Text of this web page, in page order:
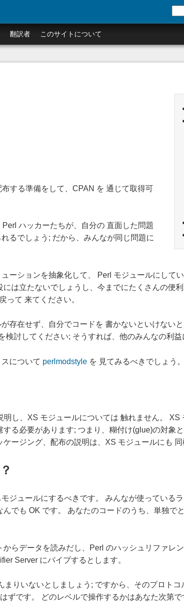
翻訳者 このサイトについて
する準備をして、CPAN を 通じて取得可
ハッカーたちが、自分の 直面した問題
るでしょう; だから、みんなが同じ問題に
ーションを抽象化して、 Perl モジュールにして
は立たないでしょうし、今までにたくさんの便
って 来てください。
存在せず、自分でコードを 書かないといけない
討してください; そうすれば、他のみんなの利益
について perlmodstyleを 見てみるべきでしょう。
し、XS モジュールについては 触れません。
る必要があります; つまり、糊付け(glue)の対象
ージング、配布の説明は、XS モジュールにも 同
ジュールにするべきです。 みんなが使っている
でも OK です。 あなたのコードのうち、単独で
らデータを読みだし、Perl のハッシュリファレ
Server にパイプするとします。
まりいないとしましょう; ですから、そのプロト
ずです。 どのレベルで操作するかはあなた次第で